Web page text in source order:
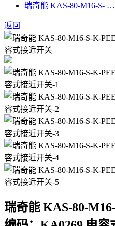
瑞奇能 KAS-80-M16-S- …
返回
瑞奇能 KAS-80-